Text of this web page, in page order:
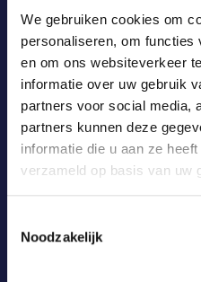
We gebruiken cookies om
personaliseren, om functies
en om ons websiteverkeer
informatie over uw gebruik
partners voor social media,
partners kunnen deze
informatie die u aan ze
verzameld op basis van uw
Noodzakelijk